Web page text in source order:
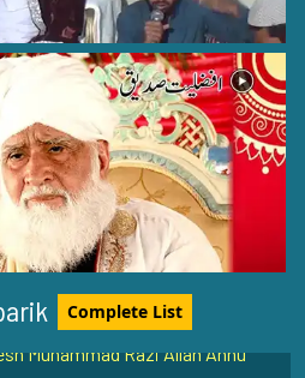
Complete List
Baqir Rehmat Ullah Alaih
ullah Allah